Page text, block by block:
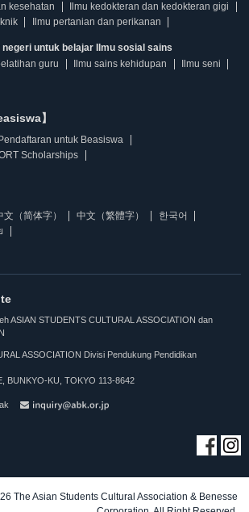
kesehatan
Ilmu kedokteran dan kedokteran gigi
Ilmu pertanian dan perikanan
untuk belajar Ilmu sosial sains
guru
Ilmu sains kehidupan
Ilmu seni
】
Pendaftaran untuk Beasiswa
Scholarships
文（简体字） 中文（繁體字）
한국어
ASIAN STUDENTS CULTURAL ASSOCIATION dan
ASSOCIATION Divisi Pendukung Pendidikan
BUNKYO-KU, TOKYO 113-8642
The Asian Students Cultural Association & Benesse